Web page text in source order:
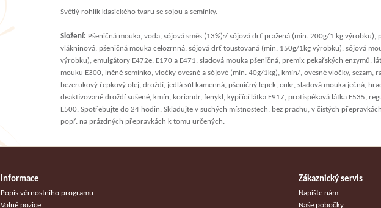
Světlý rohlík klasického tvaru se sojou a semínky.
Složení: Pšeničná mouka, voda, sójová směs (13%):/ sójová drť pražená (min. 200g/1 kg výrobku),
vlákninová, pšeničná mouka celozrnná, sójová drť toustovaná (min. 150g/1kg výrobku), sójová
výrobku), emulgátory E472e, E170 a E471, sladová mouka pšeničná, premix pekařských enzymů,
mouku E300, lněné semínko, vločky ovesné a sójové (min. 40g/1kg), kmín/, ovesné vločky, sezam,
bezerukový řepkový olej, droždí, jedlá sůl kamenná, pšeničný lepek, cukr, sladová mouka ječná,
deaktivované droždí sušené, kmín, koriandr, fenykl, kypřící látka E917, protispékavá látka E535,
E500. Spotřebujte do 24 hodin. Skladujte v suchých místnostech, bez prachu, v čistých
popř. na prázdných přepravkách k tomu určených.
Informace
Popis věrnostního programu
Volné pozice
Zákaznický servis
Napište nám
Naše pobočky